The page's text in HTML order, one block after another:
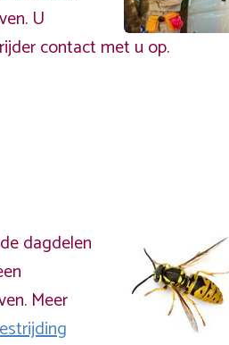
U
contact met u op.
dagdelen
Meer